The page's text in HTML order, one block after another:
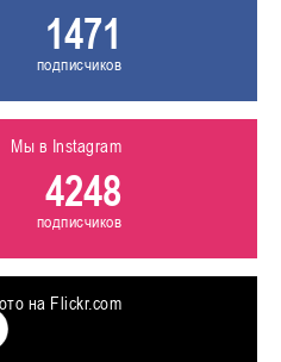
1471
подписчиков
Мы в Instagram
4248
подписчиков
на Flickr.com